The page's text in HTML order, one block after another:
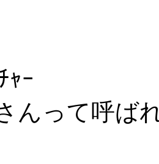
ｬｰ
んって呼ば